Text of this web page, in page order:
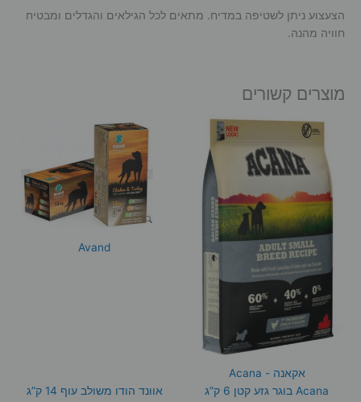
הצעצוע ניתן לשטיפה במדיח. מתאים לכל הגילאים והגדלים ומבטיח
חוויה מהנה.
מוצרים קשורים
אקאנה - Acana
Acana בוגר גזע קטן 6 ק”ג
Avand
אוונד הודו משולב עוף 14 ק”ג